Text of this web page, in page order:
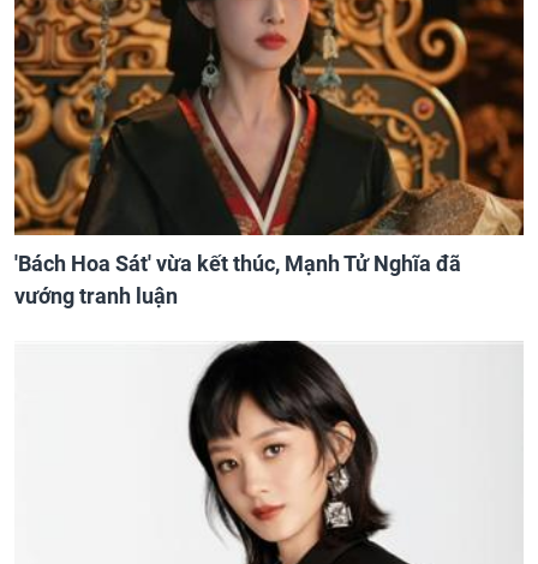
'Bách Hoa Sát' vừa kết thúc, Mạnh Tử Nghĩa đã
vướng tranh luận